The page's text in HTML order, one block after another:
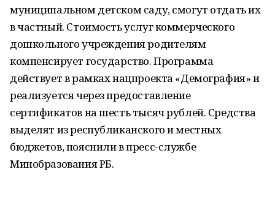
муниципальном детском саду, смогут отдать их
в частный. Стоимость услуг коммерческого
дошкольного учреждения родителям
компенсирует государство. Программа
действует в рамках нацпроекта «Демография» и
реализуется через предоставление
сертификатов на шесть тысяч рублей. Средства
выделят из республиканского и местных
бюджетов, пояснили в пресс-службе
Минобразования РБ.